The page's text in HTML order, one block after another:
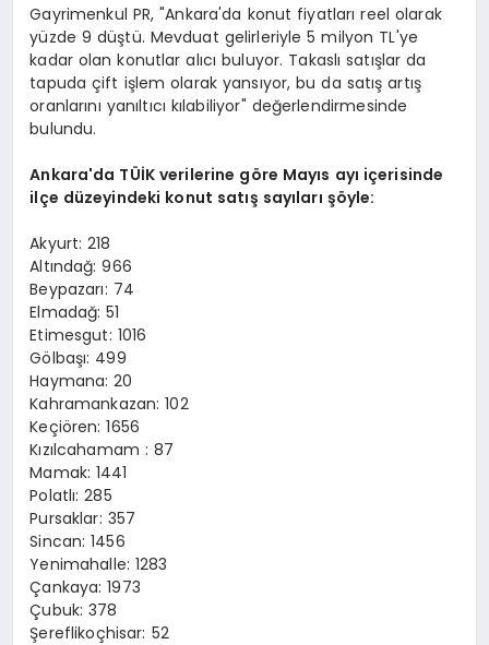
Gayrimenkul PR, "Ankara'da konut fiyatları reel olarak
yüzde 9 düştü. Mevduat gelirleriyle 5 milyon TL'ye
kadar olan konutlar alıcı buluyor. Takaslı satışlar da
tapuda çift işlem olarak yansıyor, bu da satış artış
oranlarını yanıltıcı kılabiliyor" değerlendirmesinde
bulundu.
Ankara'da TÜİK verilerine göre Mayıs ayı içerisinde
ilçe düzeyindeki konut satış sayıları şöyle:
Akyurt: 218
Altındağ: 966
Beypazarı: 74
Elmadağ: 51
Etimesgut: 1016
Gölbaşı: 499
Haymana: 20
Kahramankazan: 102
Keçiören: 1656
Kızılcahamam : 87
Mamak: 1441
Polatlı: 285
Pursaklar: 357
Sincan: 1456
Yenimahalle: 1283
Çankaya: 1973
Çubuk: 378
Şereflikoçhisar: 52